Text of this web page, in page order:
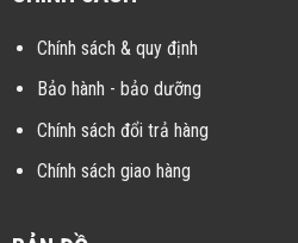
Chính sách & quy định
Bảo hành - bảo dưỡng
Chính sách đổi trả hàng
Chính sách giao hàng